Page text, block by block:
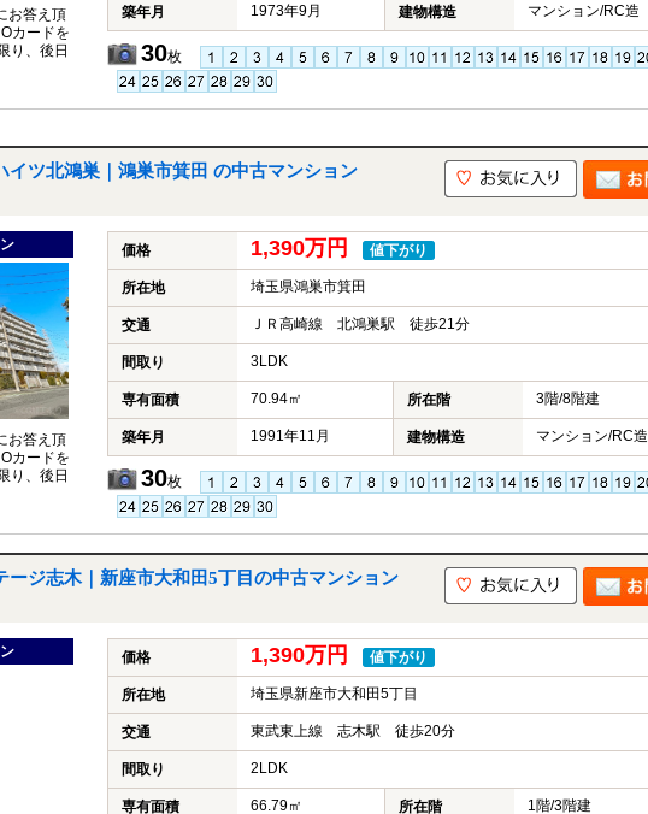
お答え頂
カードを
り、後日
築年月 1973年9月 建物構造 マンション/RC造
30枚
イツ北鴻巣｜鴻巣市箕田 の中古マンション
お答え頂
カードを
り、後日
価格 1,390万円 値下がり
所在地 埼玉県鴻巣市箕田
交通 ＪＲ高崎線 北鴻巣駅 徒歩21分
間取り 3LDK
専有面積 70.94㎡ 所在階 3階/8階建
築年月 1991年11月 建物構造 マンション/RC造
30枚
ージ志木｜新座市大和田5丁目の中古マンション
価格 1,390万円 値下がり
所在地 埼玉県新座市大和田5丁目
交通 東武東上線 志木駅 徒歩20分
間取り 2LDK
専有面積 66.79㎡ 所在階 1階/3階建